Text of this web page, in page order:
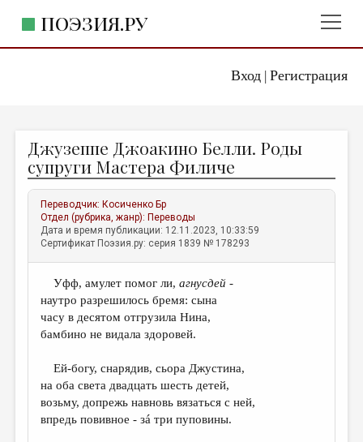
Вход| Регистрация
ПОЭЗИЯ.РУ
ЖАНРЫ
АВТОРЫ
КОММЕНТАРИИ
ЛИТСАЛОН
ПРАВИЛА САЙТА
ОТДЕЛЫ И РУБРИКИ
ДАЙДЖЕСТ
ПРОИЗВЕДЕНИЯ
Джузеппе Джоакино Белли. Роды
супруги Мастера Филиче
Переводчик: Косиченко Бр
Отдел (рубрика, жанр): Переводы
Дата и время публикации: 12.11.2023, 10:33:59
Сертификат Поэзия.ру: серия 1839 № 178293
Уфф, амулет помог ли,агнусдей -
наутро разрешилось бремя: сына
часу в десятом отгрузила Нина,
бамбино не видала здоровей.
Ей-богу, снарядив, сьора Джустина,
на оба света двадцать шесть детей,
возьму, допрежь навновь вязаться с ней,
впредь повивное - зá три пуповины.